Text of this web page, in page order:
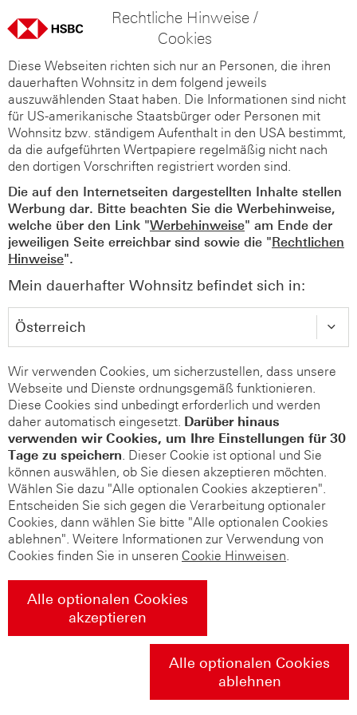
Rechtliche Hinweise /
Cookies
Diese Webseiten richten sich nur an Personen, die ihren
dauerhaften Wohnsitz in dem folgend jeweils
auszuwählenden Staat haben. Die Informationen sind nicht
für US-amerikanische Staatsbürger oder Personen mit
Wohnsitz bzw. ständigem Aufenthalt in den USA bestimmt,
da die aufgeführten Wertpapiere regelmäßig nicht nach
den dortigen Vorschriften registriert worden sind.
Die auf den Internetseiten dargestellten Inhalte stellen
Werbung dar. Bitte beachten Sie die Werbehinweise,
welche über den Link "Werbehinweise" am Ende der
jeweiligen Seite erreichbar sind sowie die "Rechtlichen
Hinweise".
Mein dauerhafter Wohnsitz befindet sich in:
Wir verwenden Cookies, um sicherzustellen, dass unsere
Webseite und Dienste ordnungsgemäß funktionieren.
Diese Cookies sind unbedingt erforderlich und werden
daher automatisch eingesetzt. Darüber hinaus
verwenden wir Cookies, um Ihre Einstellungen für 30
Tage zu speichern. Dieser Cookie ist optional und Sie
können auswählen, ob Sie diesen akzeptieren möchten.
Wählen Sie dazu "Alle optionalen Cookies akzeptieren".
Entscheiden Sie sich gegen die Verarbeitung optionaler
Cookies, dann wählen Sie bitte "Alle optionalen Cookies
ablehnen". Weitere Informationen zur Verwendung von
Cookies finden Sie in unseren Cookie Hinweisen.
Alle optionalen Cookies
akzeptieren
Alle optionalen Cookies
ablehnen